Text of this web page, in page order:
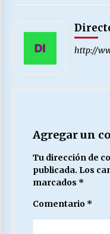
http://
Agregar un
Tu dirección de
publicada. Los
marcados *
Comentario *